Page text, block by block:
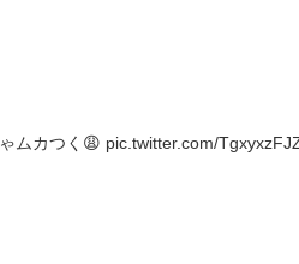
ムカつく😩 pic.twitter.com/